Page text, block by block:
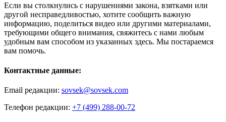
Если вы столкнулись с нарушениями закона, взятками или
другой несправедливостью, хотите сообщить важную
информацию, поделиться видео или другими материалами,
требующими общего внимания, свяжитесь с нами любым
удобным вам способом из указанных здесь. Мы постараемся
вам помочь.
Контактные данные:
Email редакции: sovsek@sovsek.com
Телефон редакции: +7 (499) 288-00-72